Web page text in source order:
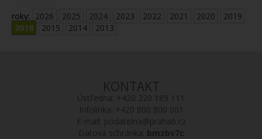
roky: 2026 2025 2024 2023 2022 2021 2020
2019
2018
2015 2014 2013
KONTAKT
Ústředna: +420 220 189 111
Infolinka: +420 800 800 001
E-mail: podatelna@praha6.cz
Datová schránka: bmzbv7c